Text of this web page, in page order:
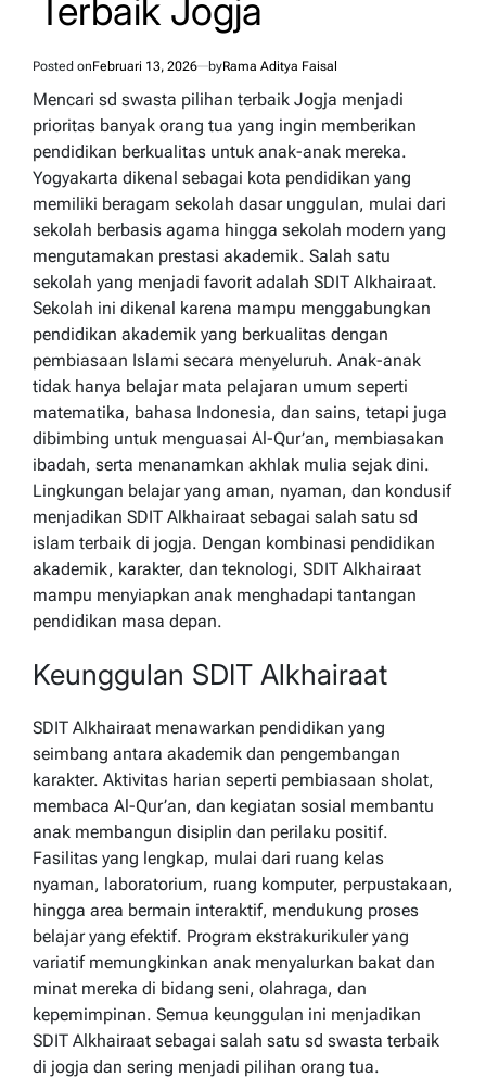
Terbaik Jogja
Posted onFebruari 13, 2026 byRama Aditya Faisal
Mencari sd swasta pilihan terbaik Jogja menjadi
prioritas banyak orang tua yang ingin memberikan
pendidikan berkualitas untuk anak-anak mereka.
Yogyakarta dikenal sebagai kota pendidikan yang
memiliki beragam sekolah dasar unggulan, mulai dari
sekolah berbasis agama hingga sekolah modern yang
mengutamakan prestasi akademik. Salah satu
sekolah yang menjadi favorit adalah SDIT Alkhairaat.
Sekolah ini dikenal karena mampu menggabungkan
pendidikan akademik yang berkualitas dengan
pembiasaan Islami secara menyeluruh. Anak-anak
tidak hanya belajar mata pelajaran umum seperti
matematika, bahasa Indonesia, dan sains, tetapi juga
dibimbing untuk menguasai Al-Qur’an, membiasakan
ibadah, serta menanamkan akhlak mulia sejak dini.
Lingkungan belajar yang aman, nyaman, dan kondusif
menjadikan SDIT Alkhairaat sebagai salah satu sd
islam terbaik di jogja. Dengan kombinasi pendidikan
akademik, karakter, dan teknologi, SDIT Alkhairaat
mampu menyiapkan anak menghadapi tantangan
pendidikan masa depan.
Keunggulan SDIT Alkhairaat
SDIT Alkhairaat menawarkan pendidikan yang
seimbang antara akademik dan pengembangan
karakter. Aktivitas harian seperti pembiasaan sholat,
membaca Al-Qur’an, dan kegiatan sosial membantu
anak membangun disiplin dan perilaku positif.
Fasilitas yang lengkap, mulai dari ruang kelas
nyaman, laboratorium, ruang komputer, perpustakaan,
hingga area bermain interaktif, mendukung proses
belajar yang efektif. Program ekstrakurikuler yang
variatif memungkinkan anak menyalurkan bakat dan
minat mereka di bidang seni, olahraga, dan
kepemimpinan. Semua keunggulan ini menjadikan
SDIT Alkhairaat sebagai salah satu sd swasta terbaik
di jogja dan sering menjadi pilihan orang tua.